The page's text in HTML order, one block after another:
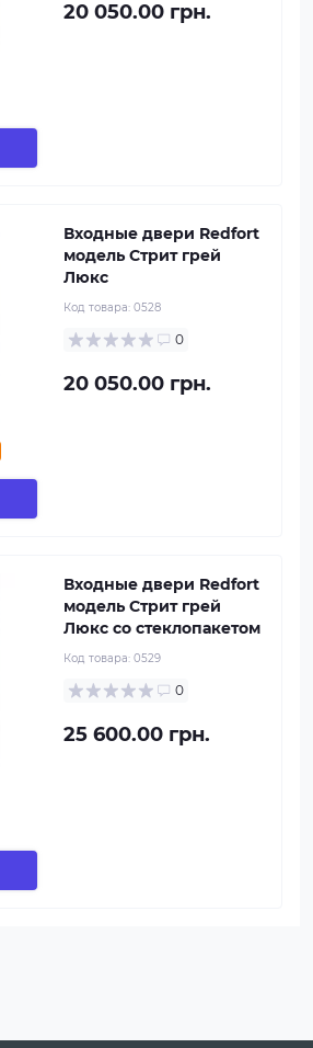
20 050.00 грн.
Входные двери Redfort
модель Стрит грей
Люкс
Код товара: 0528
0
20 050.00 грн.
Входные двери Redfort
модель Стрит грей
Люкс со стеклопакетом
Код товара: 0529
0
25 600.00 грн.